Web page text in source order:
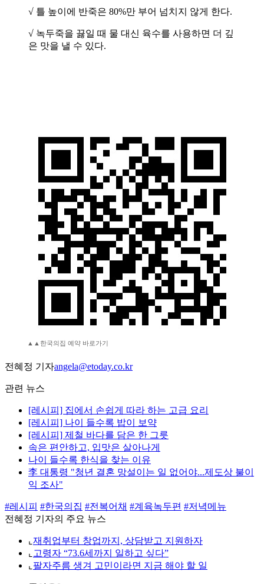
√ 틀 높이에 반죽은 80%만 부어 넘치지 않게 한다.
√ 녹두죽을 끓일 때 물 대신 육수를 사용하면 더 깊
은 맛을 낼 수 있다.
▲▲한국의집 예약 바로가기
전혜정 기자angela@etoday.co.kr
관련 뉴스
[레시피] 집에서 손쉽게 따라 하는 고급 요리
[레시피] 나이 들수록 밥이 보약
[레시피] 제철 바다를 담은 한 그릇
속은 편안하고, 입맛은 살아나게
나이 들수록 한식을 찾는 이유
李 대통령 "청년 결혼 망설이는 일 없어야...제도상 불이
익 조사"
#레시피 #한국의집 #전복어채 #계육녹두편 #저녁메뉴
전혜정 기자의 주요 뉴스
⌞ 재취업부터 창업까지, 상담받고 지원하자
⌞ 고령자 “73.6세까지 일하고 싶다”
⌞ 팔자주름 생겨 고민이라면 지금 해야 할 일